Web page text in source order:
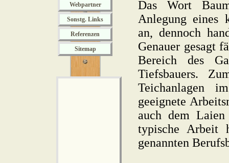
Webpartner
Sonstg. Links
Referenzen
Sitemap
Das Wort
Anlegung eines
an, dennoch
Genauer gesagt
Bereich des
Tiefsbauers.
Teichanlagen
geeignete
auch dem
typische Arbeit
genannten